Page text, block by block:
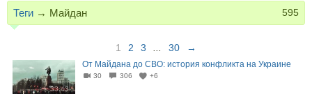
Теги → Майдан 595
1 2 3 30 →
33:43
От Майдана до СВО: история конфликта на Украине
30 306 +6